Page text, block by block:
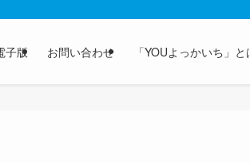
子版 お問い合わせ 「YOUよっかいち」と